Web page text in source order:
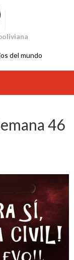
del mundo
46